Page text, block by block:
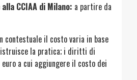
CCIAA di Milano: a partire da
contestuale il costo varia in base
la pratica; i diritti di
a cui aggiungere il costo dei